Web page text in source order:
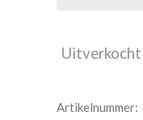
Uitverkocht
Artikelnummer: